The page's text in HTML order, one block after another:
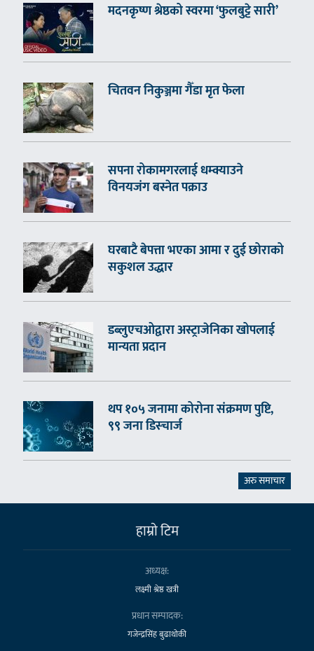
मदनकृष्ण श्रेष्ठको स्वरमा ‘फुलबुट्टे सारी’
चितवन निकुञ्जमा गैँडा मृत फेला
सपना रोकामगरलाई धम्क्याउने
विनयजंग बस्नेत पक्राउ
घरबाटै बेपत्ता भएका आमा र दुई छोराको
सकुशल उद्धार
डब्लुएचओद्वारा अस्ट्राजेनिका खोपलाई
मान्यता प्रदान
थप १०५ जनामा कोरोना संक्रमण पुष्टि,
९९ जना डिस्चार्ज
अरु समाचार
हाम्राे टिम
अध्यक्ष:
लक्ष्मी श्रेष्ठ खत्री
प्रधान सम्पादक:
गजेन्द्रसिंह बुढाथोकी